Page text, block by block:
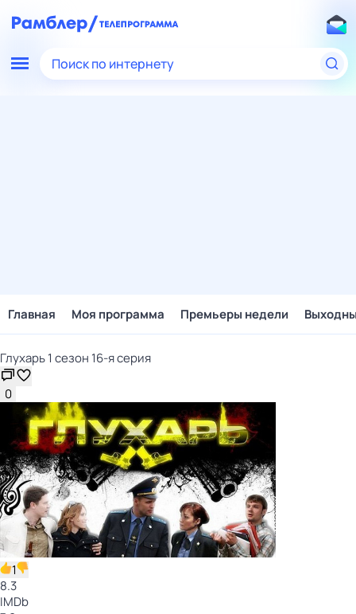
Поиск по интернету
Главная Моя программа Премьеры недели
Глухарь 1 сезон 16-я серия
0
1
8.3
IMDb